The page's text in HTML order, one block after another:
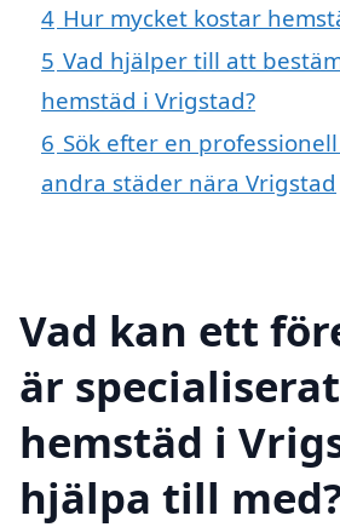
4 Hur mycket kostar
5 Vad hjälper till att
hemstäd i Vrigstad?
6 Sök efter en
andra städer nära Vrigstad
Vad kan ett
är
hemstäd i
hjälpa till